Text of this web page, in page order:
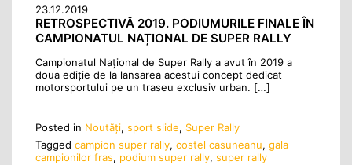
23.12.2019
RETROSPECTIVĂ 2019. PODIUMURILE FINALE ÎN
CAMPIONATUL NAȚIONAL DE SUPER RALLY
Campionatul Național de Super Rally a avut în 2019 a
doua ediție de la lansarea acestui concept dedicat
motorsportului pe un traseu exclusiv urban. […]
Posted in Noutăţi, sport slide, Super Rally
Tagged campion super rally, costel casuneanu, gala
campionilor fras, podium super rally, super rally